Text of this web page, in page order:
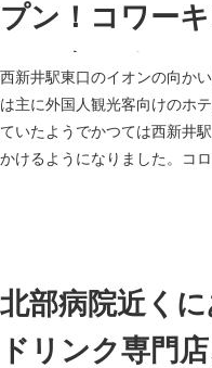
プン！コワー
レンタルオフ
覧会に行って
西新井駅東口のイオンの向か
は主に外国人観光客向けのホ
ていたようでかつては西新井
かけるようになりました。コ
北部病院近く
ドリンク専門